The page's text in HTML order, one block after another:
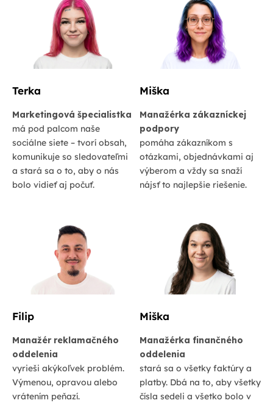
Terka
Marketingová špecialistka
má pod palcom naše
sociálne siete – tvorí obsah,
komunikuje so sledovateľmi
a stará sa o to, aby o nás
bolo vidieť aj počuť.
Miška
Manažérka zákazníckej
podpory
pomáha zákazníkom s
otázkami, objednávkami aj
výberom a vždy sa snaží
nájsť to najlepšie riešenie.
Filip
Manažér reklamačného
oddelenia
vyrieši akýkoľvek problém.
Výmenou, opravou alebo
vrátením peňazí.
Miška
Manažérka finančného
oddelenia
stará sa o všetky faktúry a
platby. Dbá na to, aby všetky
čísla sedeli a všetko bolo v